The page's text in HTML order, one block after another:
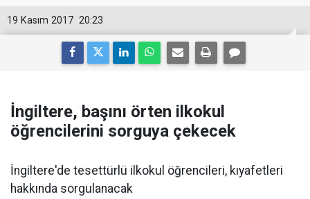
20:23
19 Kasım 2017
İngiltere, başını örten ilkokul
öğrencilerini sorguya çekecek
İngiltere'de tesettürlü ilkokul öğrencileri, kıyafetleri
hakkında sorgulanacak